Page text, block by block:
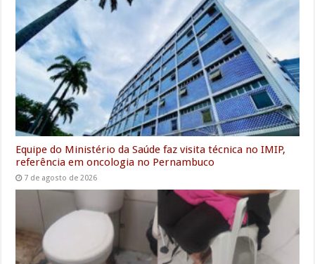
Equipe do Ministério da Saúde faz visita técnica no IMIP,
referência em oncologia no Pernambuco
7 de agosto de 2026